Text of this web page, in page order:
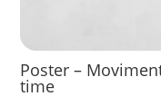
Poster –
time